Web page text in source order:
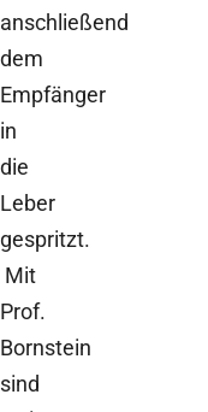
anschließend
dem
Empfänger
in
die
Leber
gespritzt.
Mit
Prof.
Bornstein
sind